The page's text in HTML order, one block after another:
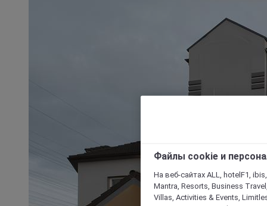
Файлы cookie и
На веб-сайтах ALL, hotelF1,
Mantra, Resorts, Business
Villas, Activities & Events,